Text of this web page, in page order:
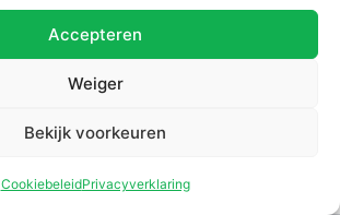
Accepteren
Weiger
Bekijk voorkeuren
CookiebeleidPrivacyverklaring